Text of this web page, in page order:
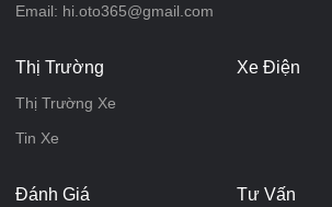
Email: hi.oto365@gmail.com
Thị Trường
Thị Trường Xe
Tin Xe
Xe Điện
Đánh Giá Tư Vấn